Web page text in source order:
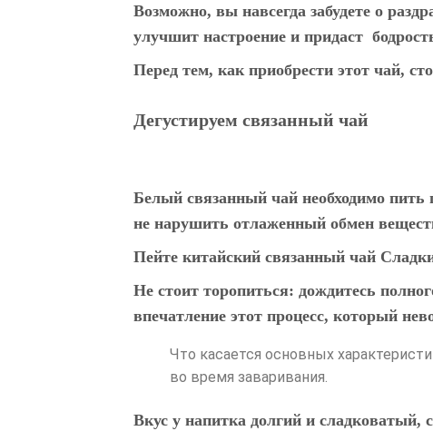
Возможно, вы навсегда забудете о
улучшит настроение и придаст
Перед тем, как приобрести этот чай,
Дегустируем связанный чай
Белый связанный чай необходимо
не нарушить отлаженный обмен
Пейте китайский связанный чай
Не стоит торопиться: дождитесь
впечатление этот процесс, который
Что касается основных
во время заваривания.
Вкус у напитка долгий и сладковатый,